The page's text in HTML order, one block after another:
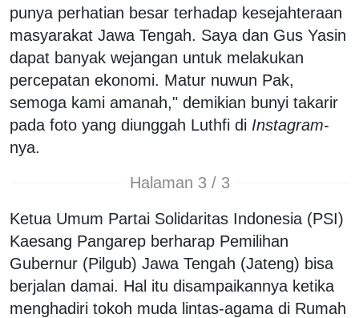
punya perhatian besar terhadap kesejahteraan
masyarakat Jawa Tengah. Saya dan Gus Yasin
dapat banyak wejangan untuk melakukan
percepatan ekonomi. Matur nuwun Pak,
semoga kami amanah," demikian bunyi takarir
pada foto yang diunggah Luthfi di Instagram-
nya.
Halaman 3 / 3
Ketua Umum Partai Solidaritas Indonesia (PSI)
Kaesang Pangarep berharap Pemilihan
Gubernur (Pilgub) Jawa Tengah (Jateng) bisa
berjalan damai. Hal itu disampaikannya ketika
menghadiri tokoh muda lintas-agama di Rumah